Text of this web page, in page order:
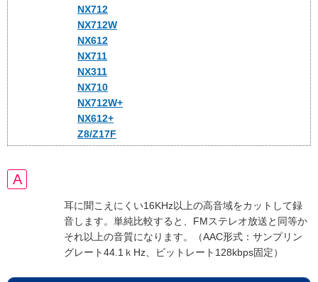
NX712
NX712W
NX612
NX711
NX311
NX710
NX712W+
NX612+
Z8/Z17F
耳に聞こえにくい16KHz以上の高音域をカットして録
音します。単純比較すると、FMステレオ放送と同等か
それ以上の音質になります。（AAC形式：サンプリン
グレート44.1ｋHz、ビットレート128kbps固定）